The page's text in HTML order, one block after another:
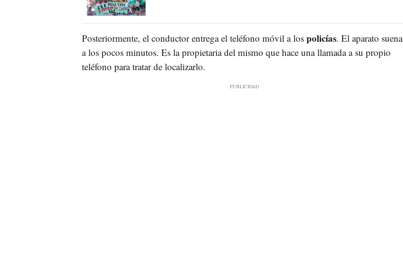
Posteriormente, el conductor entrega el teléfono móvil a los policías. El aparato suena
a los pocos minutos. Es la propietaria del mismo que hace una llamada a su propio
teléfono para tratar de localizarlo.